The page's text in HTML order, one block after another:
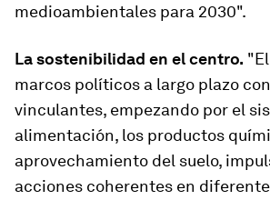
medioambientales para 2030".
La sostenibilidad en el centro.
marcos políticos a largo plazo
vinculantes, empezando por el
alimentación, los productos
aprovechamiento del suelo,
acciones coherentes en